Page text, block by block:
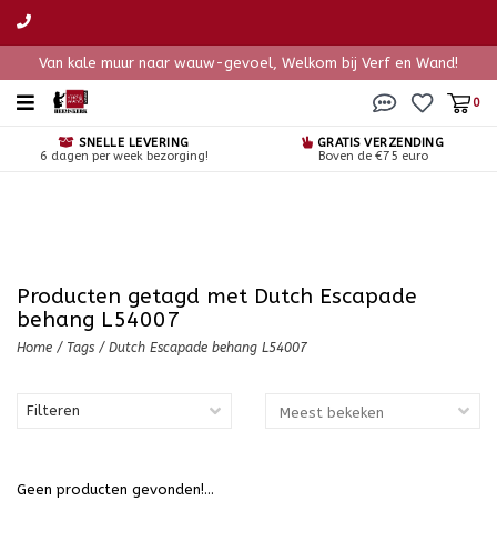
Van kale muur naar wauw-gevoel, Welkom bij Verf en Wand!
0
SNELLE LEVERING
6 dagen per week bezorging!
GRATIS VERZENDING
Boven de €75 euro
Producten getagd met Dutch Escapade
behang L54007
Home / Tags / Dutch Escapade behang L54007
Filteren
Geen producten gevonden!...